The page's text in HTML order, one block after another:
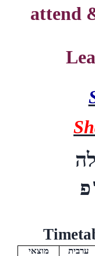
attend
מוצאי
ערבית